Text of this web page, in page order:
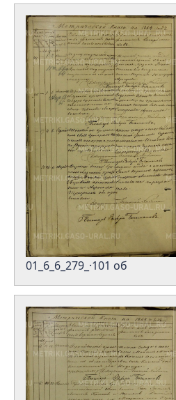
01_6_6_279_·101 об